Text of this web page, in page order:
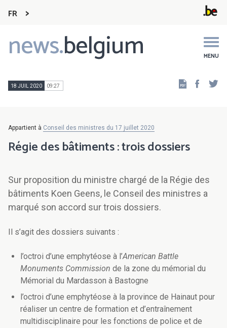
FR
news.belgium MENU
Main
navigation
18 JUIL 2020 09:27
Appartient à Conseil des ministres du 17 juillet 2020
Régie des bâtiments : trois dossiers
Sur proposition du ministre chargé de la Régie des
bâtiments Koen Geens, le Conseil des ministres a
marqué son accord sur trois dossiers.
Il s’agit des dossiers suivants :
l’octroi d’une emphytéose à l’American Battle
Monuments Commission de la zone du mémorial du
Mémorial du Mardasson à Bastogne
l’octroi d’une emphytéose à la province de Hainaut pour
réaliser un centre de formation et d’entraînement
multidisciplinaire pour les fonctions de police et de